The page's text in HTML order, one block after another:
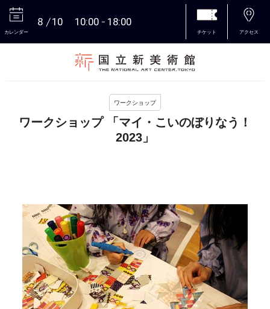
カレンダー
8 10 10:00 18:00
チケット アクセス
ワークショップ
ワークショップ 「マイ・こいのぼりなう！
2023」